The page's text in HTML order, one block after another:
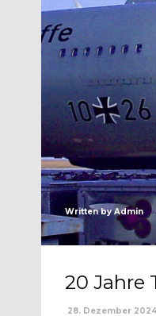
Written byAdmin
20 Jahre
28. Dezember